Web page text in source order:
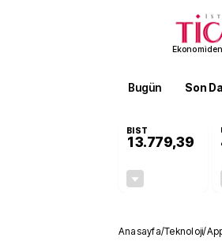
Bugün Son
BIST
13.779,39
Anasayfa/Teknoloji/